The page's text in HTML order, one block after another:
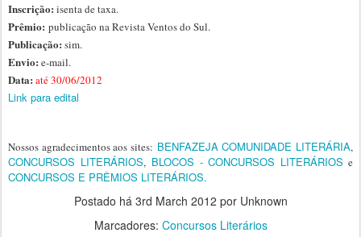
Inscrição: isenta de taxa.
Prêmio: publicação na Revista Ventos do Sul.
Publicação: sim.
Envio: e-mail.
Data: até 30/06/2012
Link para edital
Nossos agradecimentos aos sites: BENFAZEJA COMUNIDADE LITERÁRIA,
CONCURSOS LITERÁRIOS, BLOCOS - CONCURSOS LITERÁRIOS e
CONCURSOS E PRÊMIOS LITERÁRIOS.
Postado há 3rd March 2012 por Unknown
Marcadores: Concursos Literários